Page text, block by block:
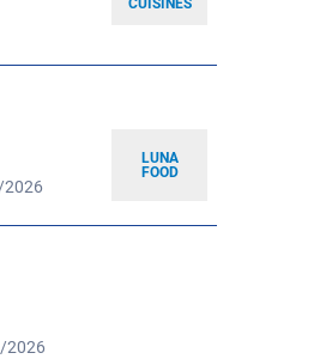
CUISINES
LUNA
FOOD
2026
2026